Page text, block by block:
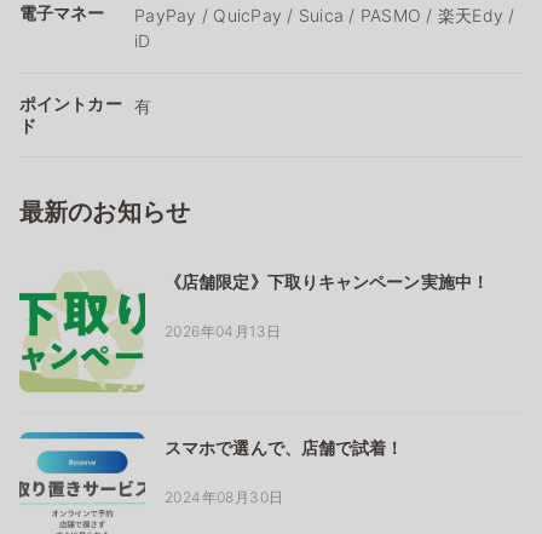
電子マネー
PayPay / QuicPay / Suica / PASMO / 楽天Edy /
iD
ポイントカー
ド
有
最新のお知らせ
《店舗限定》下取りキャンペーン実施中！
2026年04月13日
スマホで選んで、店舗で試着！
2024年08月30日